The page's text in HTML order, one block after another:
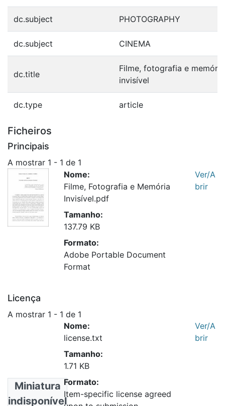
dc.subject PHOTOGRAPHY
dc.subject CINEMA
dc.title
Filme, fotografia e memória
invisível
dc.type article
Ficheiros
Principais
A mostrar 1 - 1 de 1
Nome:
Filme, Fotografia e Memória
Invisível.pdf
Tamanho:
137.79 KB
Formato:
Adobe Portable Document
Format
Ver/A
brir
Licença
A mostrar 1 - 1 de 1
Miniatura
indisponível
Nome:
license.txt
Tamanho:
1.71 KB
Formato:
Item-specific license agreed
Ver/A
brir